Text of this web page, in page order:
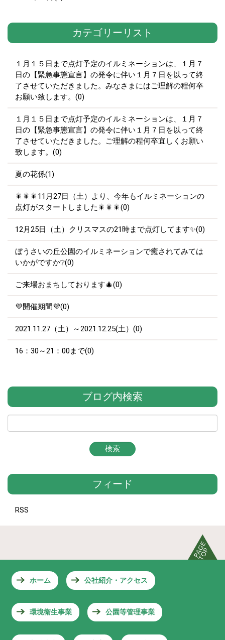
カテゴリーリスト
１月１５日まで点灯予定のイルミネーションは、１月７
日の【緊急事態宣言】の発令に伴い１月７日を以って終
了させていただきました。みなさまにはご理解の程何卒
お願い致します。(0)
１月１５日まで点灯予定のイルミネーションは、１月７
日の【緊急事態宣言】の発令に伴い１月７日を以って終
了させていただきました。ご理解の程何卒宜しくお願い
致します。(0)
夏の花係(1)
🎇🎇🎇11月27日（土）より、今年もイルミネーションの
点灯がスタートしました🎇🎇🎇(0)
12月25日（土）クリスマスの21時まで点灯してます✨(0)
ぼうさいの丘公園のイルミネーションで癒されてみては
いかがですか❔(0)
ご来場おまちしております🎄(0)
💜開催期間💜(0)
2021.11.27（土）～2021.12.25(土）(0)
16：30～21：00まで(0)
ブログ内検索
フィード
RSS
ホーム 公社紹介・アクセス
環境衛生事業 公園等管理事業